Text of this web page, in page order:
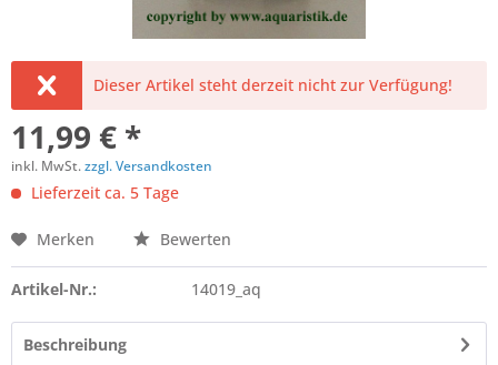
Dieser Artikel steht derzeit nicht zur Verfügung!
11,99 € *
inkl. MwSt.zzgl. Versandkosten
Lieferzeit ca. 5 Tage
Merken Bewerten
Artikel-Nr.: 14019_aq
Beschreibung